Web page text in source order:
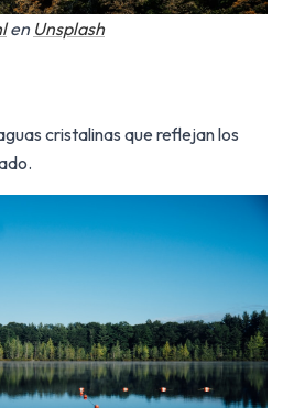
en Unsplash
cristalinas que reflejan los